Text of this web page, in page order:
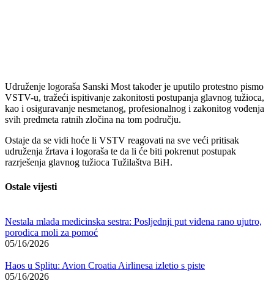
Udruženje logoraša Sanski Most također je uputilo protestno pismo
VSTV-u, tražeći ispitivanje zakonitosti postupanja glavnog tužioca,
kao i osiguravanje nesmetanog, profesionalnog i zakonitog vođenja
svih predmeta ratnih zločina na tom području.
Ostaje da se vidi hoće li VSTV reagovati na sve veći pritisak
udruženja žrtava i logoraša te da li će biti pokrenut postupak
razrješenja glavnog tužioca Tužilaštva BiH.
Ostale vijesti
Nestala mlada medicinska sestra: Posljednji put viđena rano ujutro,
porodica moli za pomoć
05/16/2026
Haos u Splitu: Avion Croatia Airlinesa izletio s piste
05/16/2026